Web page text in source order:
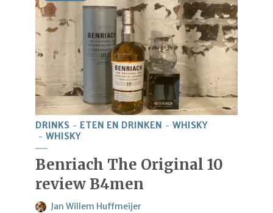
DRINKS ETEN EN DRINKEN
WHISKY
WHISKY
Benriach The Original 10
review B4men
Jan Willem Huffmeijer